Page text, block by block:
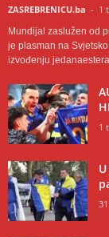
ZASREBRENICU.ba - 1
Mundijal zaslužen od
je plasman na
izvođenju
1